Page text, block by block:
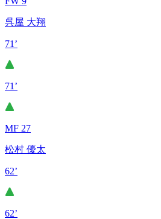
呉屋 大翔
71’
71’
MF 27
松村 優太
62’
62’